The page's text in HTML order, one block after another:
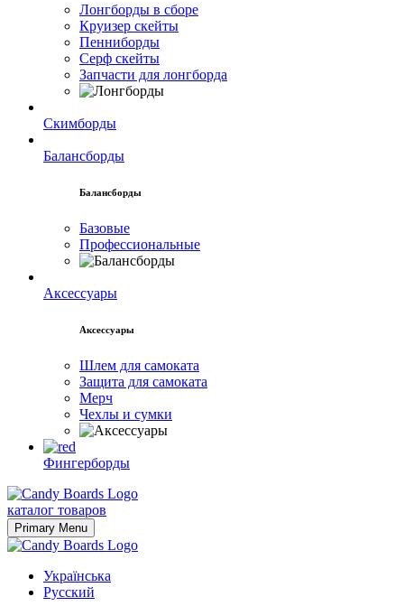
Лонгборды в сборе
Круизер скейты
Пенниборды
Серф скейты
Запчасти для лонгборда
Скимборды
Балансборды
Балансборды
Базовые
Профессиональные
Аксессуары
Аксессуары
Шлем для самоката
Защита для самоката
Мерч
Чехлы и сумки
Фингерборды
Skip
to
content
каталог товаров
Primary Menu
Українська
Русский